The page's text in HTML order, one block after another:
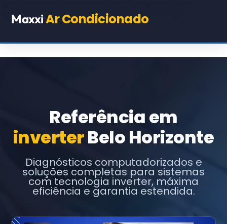
TROCANDO APENAS OS TEXTOS E URLs INDICADOS)
MaxxiAr Condicionado
Referência em
inverterBelo Horizonte
Diagnósticos computadorizados e
soluções completas para sistemas
com tecnologia inverter, máxima
eficiência e garantia estendida.